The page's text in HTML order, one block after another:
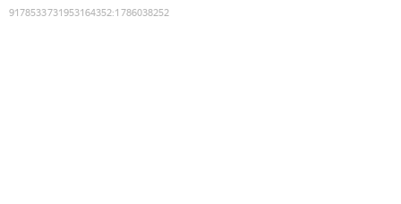
9178533731953164352:1786038252